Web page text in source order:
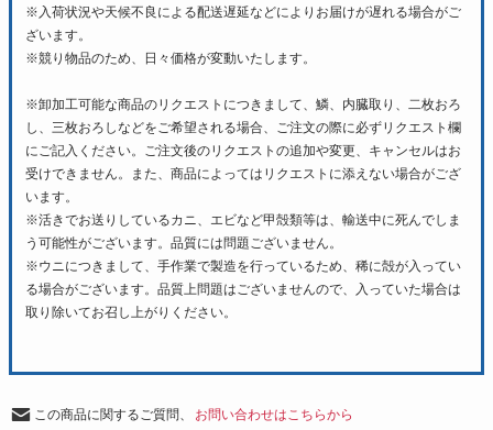
※入荷状況や天候不良による配送遅延などによりお届けが遅れる場合がご
ざいます。
※競り物品のため、日々価格が変動いたします。
※卸加工可能な商品のリクエストにつきまして、鱗、内臓取り、二枚おろ
し、三枚おろしなどをご希望される場合、ご注文の際に必ずリクエスト欄
にご記入ください。ご注文後のリクエストの追加や変更、キャンセルはお
受けできません。また、商品によってはリクエストに添えない場合がござ
います。
※活きでお送りしているカニ、エビなど甲殻類等は、輸送中に死んでしま
う可能性がございます。品質には問題ございません。
※ウニにつきまして、手作業で製造を行っているため、稀に殻が入ってい
る場合がございます。品質上問題はございませんので、入っていた場合は
取り除いてお召し上がりください。
この商品に関するご質問、 お問い合わせはこちらから